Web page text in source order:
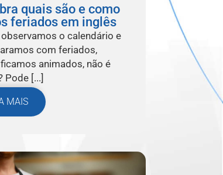
quais são e como
feriados em inglês
observamos o calendário e
com feriados,
animados, não é
Pode [...]
MAIS